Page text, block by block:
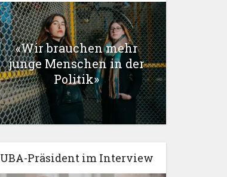
«Wir brauchen mehr
junge Menschen in der
Politik»
UBA-Präsident im Interview